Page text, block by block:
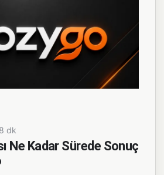
dk
Ne Kadar Sürede Sonuç